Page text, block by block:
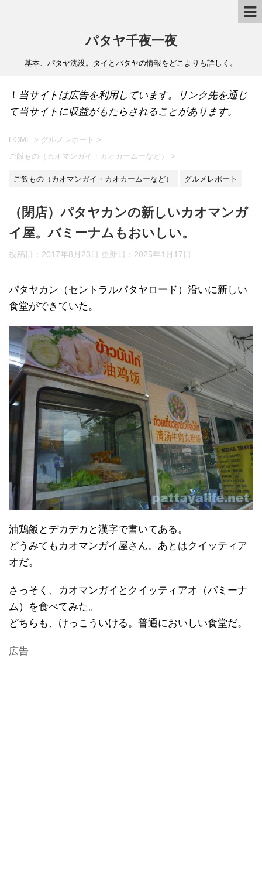
パタヤ千夜一夜
基本、パタヤ沈没。タイとパタヤの情報をどこよりも詳しく。
！ 当サイトは広告を利用しています。リンク先を通じ
て当サイトに収益がもたらされることがあります。
HOME > グルメレポート >
ご飯もの（カオマンガイ・カオカームーなど）
>
ご飯もの（カオマンガイ・カオカームーなど） グルメレポート
（閉店）パタヤカンの新しいカオマンガ
イ屋。バミーナムもおいしい。
投稿日：2017年8月23日 更新日： 2025年1月17日
パタヤカン（セントラルパタヤロード）沿いに新しい
食堂ができていた。
油鶏飯とデカデカと漢字で書いてある。
どうみてもカオマンガイ屋さん。あとはクイッティア
オだ。
さっそく、カオマンガイとクイッティアオ（バミーナ
ム）を食べてみた。
どちらも、けっこういける。普通においしい食堂だ。
広告